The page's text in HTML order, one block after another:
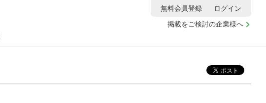
掲載をご検討の企業様へ
無料会員登録 ログイン